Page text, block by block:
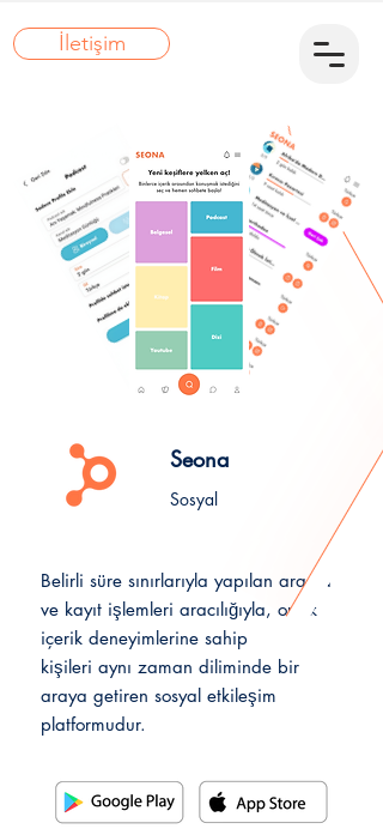
İletişim
Seona
Sosyal
​Belirli süre sınırlarıyla yapılan arama
ve kayıt işlemleri aracılığıyla, ortak
içerik deneyimlerine sahip
kişileri aynı zaman diliminde bir
araya getiren sosyal etkileşim
platformudur.